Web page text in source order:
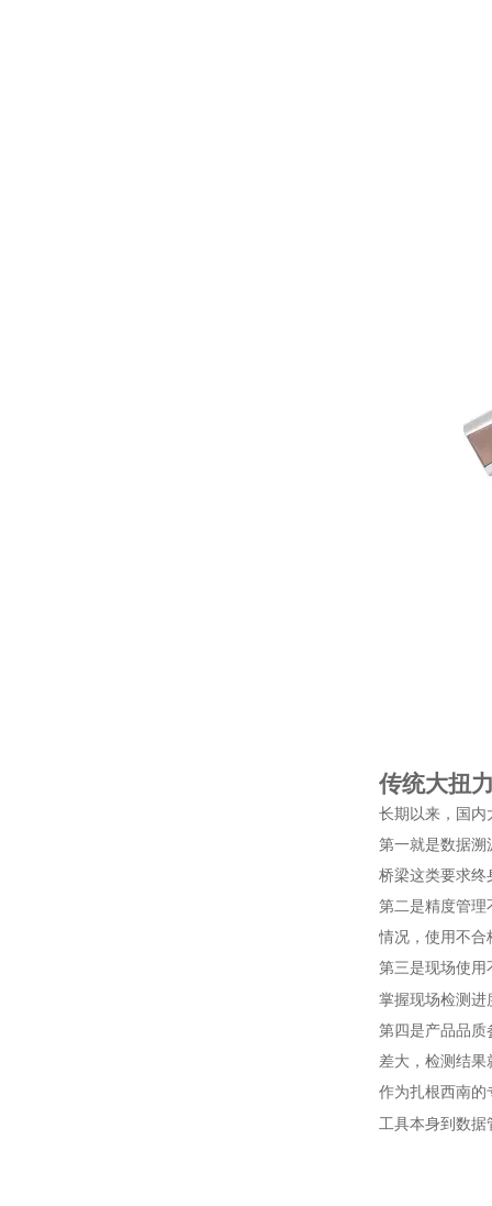
传统大扭
长期以来，国内
第一就是数据溯
桥梁这类要求终
第二是精度管理
情况，使用不合
第三是现场使用
掌握现场检测进
第四是产品品质
差大，检测结果
作为扎根西南的
工具本身到数据